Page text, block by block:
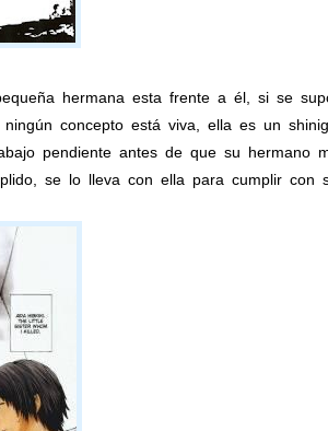
hermana esta frente a él, si se
concepto está viva, ella es un
pendiente antes de que su hermano
se lo lleva con ella para cumplir con